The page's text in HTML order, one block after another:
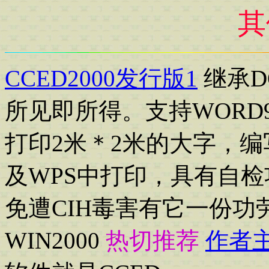
CCED2000发行版1 继承
所见即所得。支持
打印2米＊2米的大字，
及WPS中打印，具有自
免遭CIH毒害有它一份功
WIN2000 热切推荐 作者